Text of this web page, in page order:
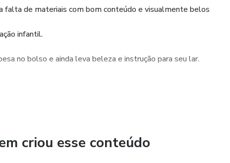
falta de materiais com bom conteúdo e visualmente belos
infantil.
no bolso e ainda leva beleza e instrução para seu lar.
criou esse conteúdo